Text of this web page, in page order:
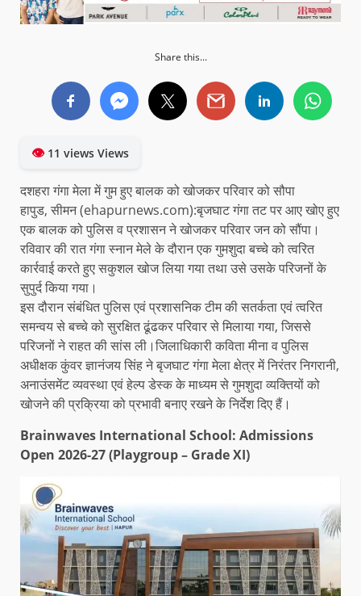
Share this...
👁11 views Views
दशहरा गंगा मेला में गुम हुए बालक को खोजकर परिवार को सौपा
हापुड, सीमन (ehapurnews.com):बृजघाट गंगा तट पर आए खोए हुए
एक बालक को पुलिस व प्रशासन ने खोजकर परिवार जन को सौंपा।
रविवार की रात गंगा स्नान मेले के दौरान एक गुमशुदा बच्चे को त्वरित
कार्रवाई करते हुए सकुशल खोज लिया गया तथा उसे उसके परिजनों के
सुपुर्द किया गया।
इस दौरान संबंधित पुलिस एवं प्रशासनिक टीम की सतर्कता एवं त्वरित
समन्वय से बच्चे को सुरक्षित ढूंढकर परिवार से मिलाया गया, जिससे
परिजनों ने राहत की सांस ली।जिलाधिकारी कविता मीना व पुलिस
अधीक्षक कुंवर ज्ञानंजय सिंह ने बृजघाट गंगा मेला क्षेत्र में निरंतर निगरानी,
अनाउंसमेंट व्यवस्था एवं हेल्प डेस्क के माध्यम से गुमशुदा व्यक्तियों को
खोजने की प्रक्रिया को प्रभावी बनाए रखने के निर्देश दिए हैं।
Brainwaves International School: Admissions
Open 2026-27 (Playgroup – Grade XI)